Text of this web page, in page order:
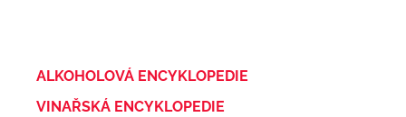
ALKOHOLOVÁ ENCYKLOPEDIE
VINAŘSKÁ ENCYKLOPEDIE